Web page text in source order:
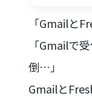
「Gmailと
「Gmailで
倒…」
Gmailと